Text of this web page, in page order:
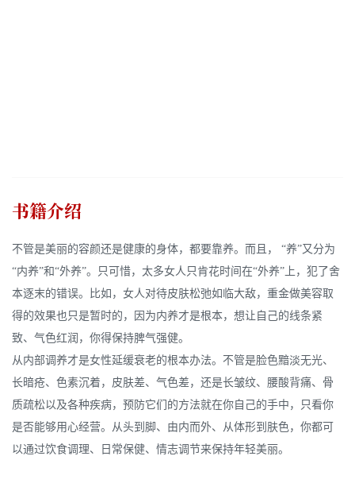
书籍介绍
不管是美丽的容颜还是健康的身体，都要靠养。而且， “养”又分为
“内养”和“外养”。只可惜，太多女人只肯花时间在“外养”上，犯了舍
本逐末的错误。比如，女人对待皮肤松弛如临大敌，重金做美容取
得的效果也只是暂时的，因为内养才是根本，想让自己的线条紧
致、气色红润，你得保持脾气强健。
从内部调养才是女性延缓衰老的根本办法。不管是脸色黯淡无光、
长暗疮、色素沉着，皮肤差、气色差，还是长皱纹、腰酸背痛、骨
质疏松以及各种疾病，预防它们的方法就在你自己的手中，只看你
是否能够用心经营。从头到脚、由内而外、从体形到肤色，你都可
以通过饮食调理、日常保健、情志调节来保持年轻美丽。